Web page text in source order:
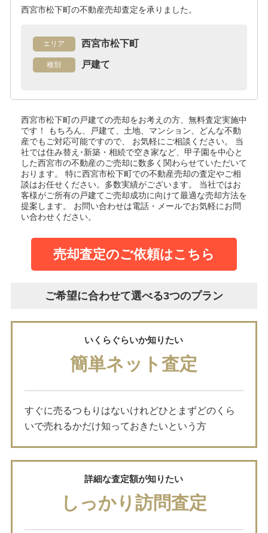
西宮市松下町の不動産売却査定を承りました。
エリア 西宮市松下町
種別 戸建て
西宮市松下町の戸建ての売却をお考えの方、無料査定実施中
です！
もちろん、戸建て、土地、マンション、どんな不動
産でもご対応可能ですので、 お気軽にご相談ください。
当
社では住み替え･新築・相続で空き家など、甲子園を中心と
した西宮市の不動産のご売却に数多く関わらせていただいて
おります。
特に西宮市松下町での不動産売却の査定やご相
談はお任せください。多数実績がございます。
当社ではお
客様がご所有の戸建てご売却成功に向けて最適な売却方法を
提案します。
お問い合わせは電話・メールでお気軽にお問
い合わせください。
売却査定のご依頼はこちら
ご希望に合わせて選べる3つのプラン
いくらぐらいか知りたい
簡単ネット査定
すぐに売るつもりはないけれどひとまずどのくら
いで売れるかだけ知っておきたいという方
詳細な査定額が知りたい
しっかり訪問査定